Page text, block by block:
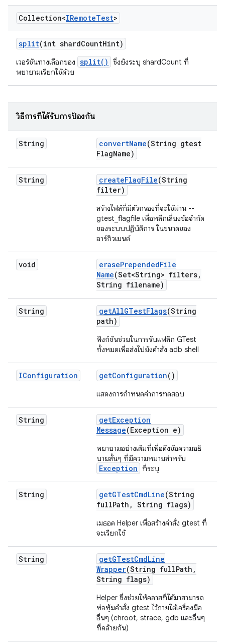
Collection<IRemoteTest>
split(int shardCountHint)
เวอร์ชันทางเลือกของ split()
ซึ่งยังระบุ shardCount ที่
พยายามเรียกใช้ด้วย
วิธีการที่ได้รับการป้องกัน
String convertName(String gtest
FlagName)
String createFlagFile(String
filter)
สร้างไฟล์ที่มีตัวกรองที่จะใช้ผ่าน --
gtest_flagfile เพื่อหลีกเลี่ยงข้อจำกัด
ของระบบปฏิบัติการ ในขนาดของ
อาร์กิวเมนต์
void erasePrependedFile
Name(Set<String> filters,
String filename)
String getAllGTestFlags(String
path)
ฟังก์ชันช่วยในการรับแฟล็ก GTest
ทั้งหมดเพื่อส่งไปยังคำสั่ง adb shell
IConfiguration getConfiguration()
แสดงการกำหนดค่าการทดสอบ
String getException
Message(Exception e)
พยายามอย่างเต็มที่เพื่อดึงข้อความอธิ
บายสั้นๆ ที่มีความหมายสำหรับ
Exception ที่ระบุ
String getGTestCmdLine(String
fullPath , String flags)
เมธอด Helper เพื่อสร้างคำสั่ง gtest ที่
จะเรียกใช้
String getGTestCmdLine
Wrapper(String fullPath ,
String flags)
Helper ซึ่งช่วยให้คลาสที่ได้มาสามารถ
ห่อหุ้มคำสั่ง gtest ไว้ภายใต้เครื่องมือ
อื่นๆ (chroot, strace, gdb และอื่นๆ
ที่คล้ายกัน)